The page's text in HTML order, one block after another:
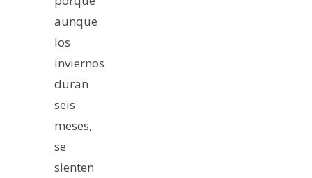
aunque
los
inviernos
duran
seis
meses,
se
sienten